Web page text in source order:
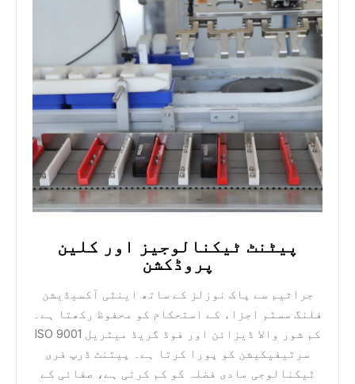
پیٹنٹ ٹیکنالوجیز اور کلین
پروڈکشن
جراثیم سے پاک نوزلز کے ساتھ اینٹی آکسیڈیشن
فلنگ سسٹم اجزاء کے استحکام کو محفوظ رکھتا ہے۔
کم شور والا ڈیزائن اور فوڈ گریڈ میٹریل ISO 9001
سرٹیفیکیشن کو پورا کرتا ہے۔ پیٹنٹ ڈرپ فری
ٹیکنالوجی مادی فضلہ کو کم کرتی ہے، صفائی کے